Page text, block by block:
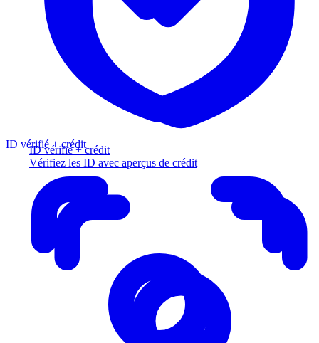
ID vérifié + crédit
Vérifiez les ID avec aperçus de crédit
ID vérifié + crédit